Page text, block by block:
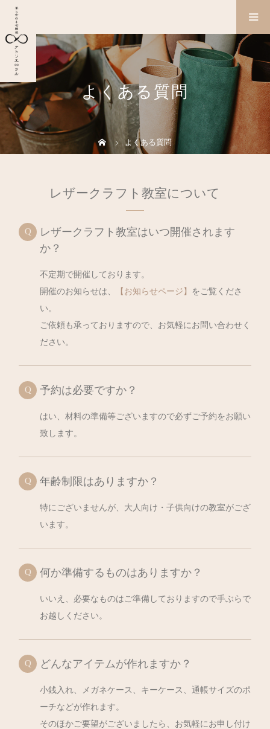
よくある質問
よくある質問
レザークラフト教室について
レザークラフト教室はいつ開催されます
か？
不定期で開催しております。
開催のお知らせは、
【お知らせページ】
をご覧くださ
い。
ご依頼も承っておりますので、お気軽にお問い合わせく
ださい。
予約は必要ですか？
はい、材料の準備等ございますので必ずご予約をお願い
致します。
年齢制限はありますか？
特にございませんが、大人向け・子供向けの教室がござ
います。
何か準備するものはありますか？
いいえ、必要なものはご準備しておりますので手ぶらで
お越しください。
どんなアイテムが作れますか？
小銭入れ、メガネケース、キーケース、通帳サイズのポ
ーチなどが作れます。
そのほかご要望がございましたら、お気軽にお申し付け